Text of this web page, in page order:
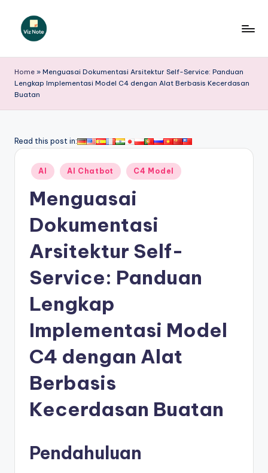
iz
N
o
e
si
si
Home » Menguasai Dokumentasi Arsitektur Self-Service: Panduan
Lengkap Implementasi Model C4 dengan Alat Berbasis Kecerdasan
Buatan
Read this post in:
Posted
in
AI AI Chatbot C4 Model
Menguasai
Dokumentasi
Arsitektur Self-
Service: Panduan
Lengkap
Implementasi Model
C4 dengan Alat
Berbasis
Kecerdasan Buatan
Pendahuluan